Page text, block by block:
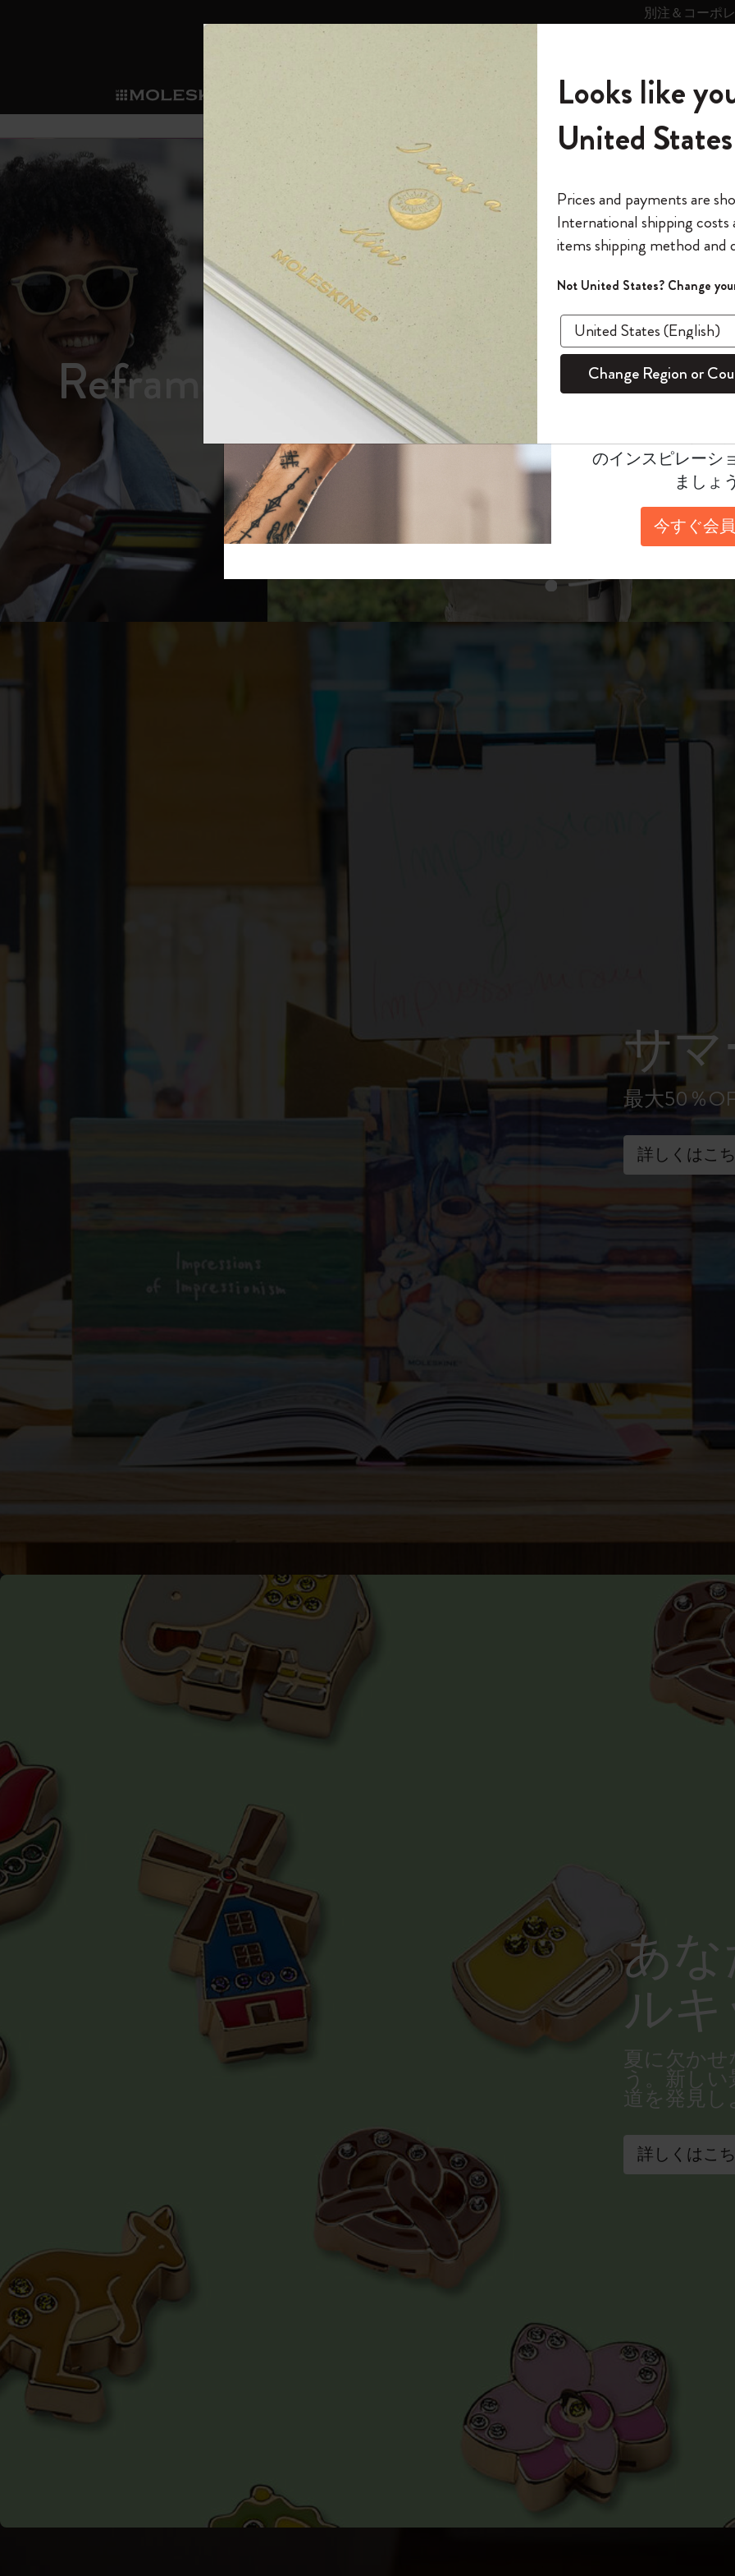
別注＆コーポ
ショ
新商品
ノートブック
ノートブック
The Original Notebook
ミニノートブックチャーム
カイエ ＆ ジャーナル
セット
パッションジャーナル
スチューデントカイエジャーナル
ダイアリー
サブカテゴリ
ダイアリー
パーソナル・ダイアリー
12カ月ダイアリー
15ヶ月プランナー
ウィークリープランナー
デイリープランナー
マンスリープランナー
ライフプランナー・コレクション
モレスキンスマート
サブカテゴリ
すべて見る
スマートライティング・システム
モレスキンスマートスマートとは
アプリ・サービス
ライティングツール
サブカテゴリ
モレスキンスマート
Blackwing x モレスキン
Kaweco x モレスキン
ペン & ペンシル
限定版ノートブック
サブカテゴリ
Reframe サングラス
ムーミン コレクション
キム・ジョンギコレクション
「Alice's Adventures in Wonderland」コレ
『ロード・オブ・ザ・リング』コレク
カラーパターン ノートブック
サクラコレクション
馬年コレクション
ISSEY MIYAKE | モレスキン のコレク
ナサにインスパイアされたコレクショ
ン
ピーナッツ限定コレクション
Mardi Mercredi × モレスキン
ハリー・ポッターの呪文コレクション
キム・ジョンギコレクション
Impressions of Impressionism コレクショ
ン
カサ・バトリョ 限定版コレクション
ゴッホ美術館
すべて見る
バックパック
限定版バックパック
Shopper paper – made Collection
ギフト
サブカテゴリ
アートを愛する方への贈り物
プロフェッショナルへの贈り物
ミニマリストへの贈り物
マキシマリストへの贈り物
健康を愛する方への贈り物です
趣味を愛する方へのギフト
ピン
サブカテゴリ
カントリー・テーマ・ピンズ・コレク
ション
パッチ
サブカテゴリ
プライドをいつも胸に
Mardi Mercredi × モレスキン
すべて見る
スマートライティング・シス
テム
サブカテゴリ
スマートライティング・システム
スマートノートブック
スマートダイアリー
モレスキンスマートスマート
とは
アプリ・サービス
サブカテゴリ
Notes
モレスキン Journal
モレスキン Planner
パーソナライズサ
ービス
サブカテゴリ
カスタムダイアリー
カスタムノートブック
パッチ
和紙テープ
ミニノートブックチャーム
別注＆コーポレートギフト
リー
の世界
サブカテゴリ
モレスキンメンバーシップ
我々の歴史
モレスキンのマニフェスト
ペンと紙の力
持続可能な創造性
Detour
今すぐメンバー登録
ウェルカムオファー: 次回のご購入時に10% オフと送料無料
通常特典: パーソナライズの2冊ご購入で1冊無料
バースデー特典: 1回限りの割引（1ヶ月有効）
先行プレビュー: 新作コレクションへの先行アクセス
伝説的なお得情報: 会員限定の特別サプライズ
セールへの早期アクセス: お得な情報をいち早くチェック
モレスキン限定イベント: 優先アクセス
返品期間の延長: 1ヶ月間
モレスキンの世界
*メールアドレス
*パスワード
このデバイスで情
ログイン
6,500円以上のご購入で送料無料
人生の冒険を切り取ろう
ムーミンコレクシ
ス
スライド表示2
スライド表示3
スライド表示4
スライド表示5
サ
最大50％
詳しくはこ
あ
ル
夏に欠か
う。新し
道を発見し
詳しくはこ
モレスキンの世
今すぐ会員登録
「WELCOME10」
回注文が10%オフ
ます。セール・ア
適用
のインスピレーシ
ましょ
今すぐ会
Looks like
United States
Prices and payments are
International shipping costs
items shipping method and
Not United States? Change
Change Region or